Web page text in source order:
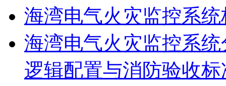
海湾电气火灾监控系
海湾电气火灾监控系
逻辑配置与消防验收标